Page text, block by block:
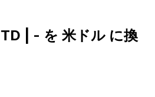
| - を 米ドル に換